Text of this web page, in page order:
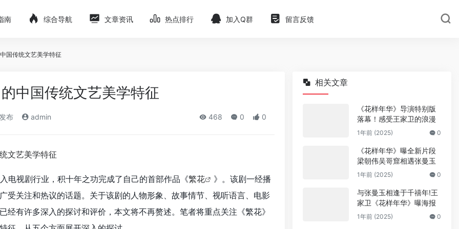
南 综合导航 文章资讯 热点排行 加入Q群 留言反馈
国传统文艺美学特征
中国传统文艺美学特征
布 admin 468 0 0
电视剧行业，积十年之功完成了自己的首部作品《繁花
》。该剧一经播
受关注和热议的话题。关于该剧的人物形象、故事情节、视听语言、电影
经有许多深入的探讨和评价，本文将不再赘述。笔者将重点关注《繁花》
相关文章
《花样年华》导演特别版
落幕！感受王家卫的浪漫
1年前 (2025) 0
《花样年华》曝全新片段
梁朝伟吴哥窟相遇张曼玉
1年前 (2025) 0
与张曼玉相逢于千禧年!王
家卫《花样年华》曝海报
1年前 (2025) 0